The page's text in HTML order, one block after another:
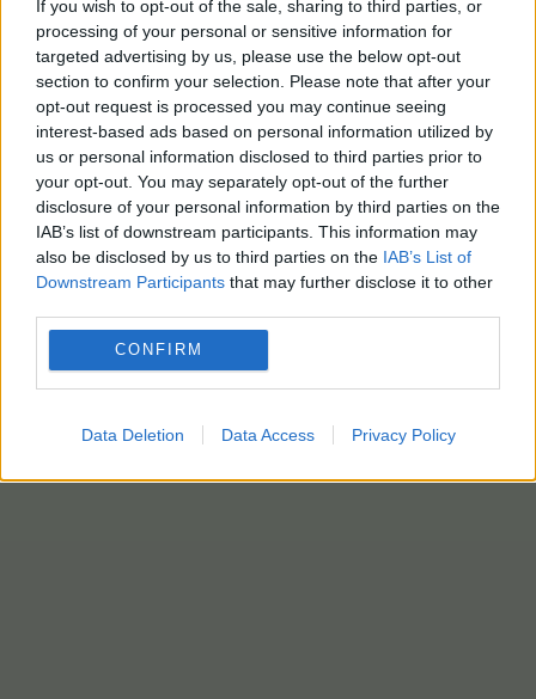
If you wish to opt-out of the sale, sharing to third parties, or
processing of your personal or sensitive information for
targeted advertising by us, please use the below opt-out
section to confirm your selection. Please note that after your
opt-out request is processed you may continue seeing
interest-based ads based on personal information utilized by
us or personal information disclosed to third parties prior to
your opt-out. You may separately opt-out of the further
disclosure of your personal information by third parties on the
IAB’s list of downstream participants. This information may
also be disclosed by us to third parties on the IAB’s List of
Downstream Participants that may further disclose it to other
CONFIRM
Data Deletion Data Access Privacy Policy